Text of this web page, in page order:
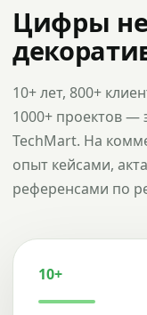
Цифры
10+ лет, 800+
1000+ проектов —
TechMart. На
опыт кейсами,
референсами по
10+